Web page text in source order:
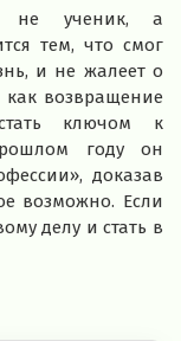
не ученик, а
тем, что смог
и не жалеет о
как возвращение
ключом к
году он
доказав
возможно. Если
делу и стать в